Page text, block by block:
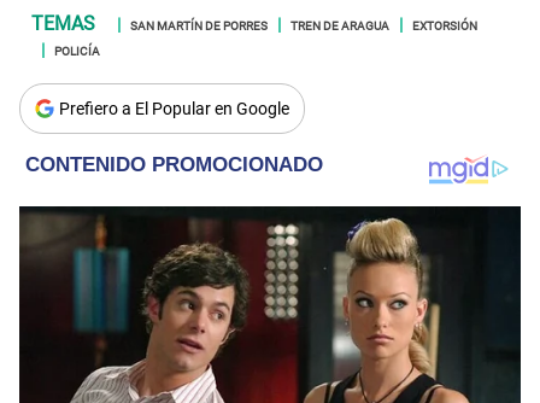
SAN MARTÍN DE PORRES TREN DE ARAGUA
EXTORSIÓN
POLICÍA
Prefiero a El Popular en Google